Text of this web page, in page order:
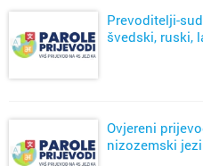
Prevoditelji-
švedski, ruski,
Ovjereni
nizozemski